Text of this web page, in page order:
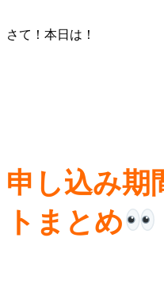
さて！本日は！
申し込み期
トまとめ